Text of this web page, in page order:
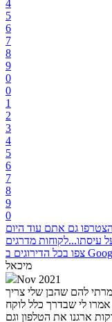
4
5
6
7
8
9
0
0
1
2
3
4
5
6
7
8
9
0
מיכאל
Nov 2021
הזמנה ב 10 בבוקר ואמרתי להם שהבן שלי צריך
לי שבדרך כלל לוקח
שעה לארגן אבל יעשו מאמץ ואחרי 5 דקות ארגנו את הטלפון וגם